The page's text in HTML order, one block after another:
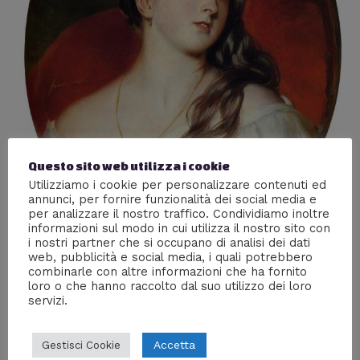
Vittoria sotto le lenzuola
Lascia un commento
Cronache dal letto di una Regina
Questo sito web utilizza i cookie
Utilizziamo i cookie per personalizzare contenuti ed
annunci, per fornire funzionalità dei social media e
per analizzare il nostro traffico. Condividiamo inoltre
informazioni sul modo in cui utilizza il nostro sito con
i nostri partner che si occupano di analisi dei dati
web, pubblicità e social media, i quali potrebbero
combinarle con altre informazioni che ha fornito
loro o che hanno raccolto dal suo utilizzo dei loro
servizi.
Gestisci Cookie Accetta